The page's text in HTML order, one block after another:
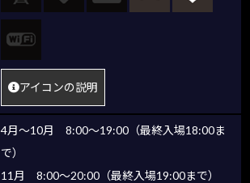
アイコンの説明
4月～10月 8:00～19:00（最終入場18:00ま
で）
11月 8:00～20:00（最終入場19:00まで）